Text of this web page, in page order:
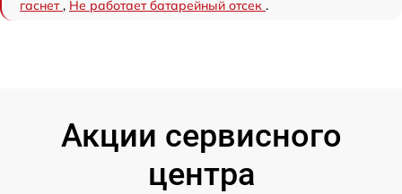
гаснет, Не работает батарейный отсек .
Акции сервисного
центра